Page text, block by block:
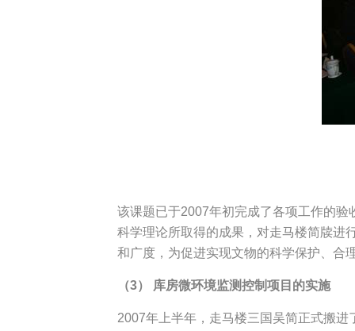
该课题已于2007年初完成了各项工作的
科学理论所取得的成果，对走马楼简牍进
和广度，为促进实现文物的科学保护、合
（3） 库房微环境监测控制项目的实施
2007年上半年，走马楼三国吴简正式搬